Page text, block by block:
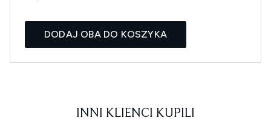
DODAJ OBA DO KOSZYKA
INNI KLIENCI KUPILI